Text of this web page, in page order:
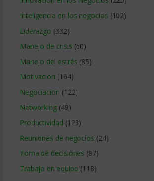
Inteligencia en los negocios (102)
Liderazgo (332)
Manejo de crisis (60)
Manejo del estrés (85)
Motivacion (164)
Negociacion (122)
Networking(49)
Productividad (123)
Reuniones de negocios (24)
Toma de decisiones (87)
Trabajo en equipo (118)